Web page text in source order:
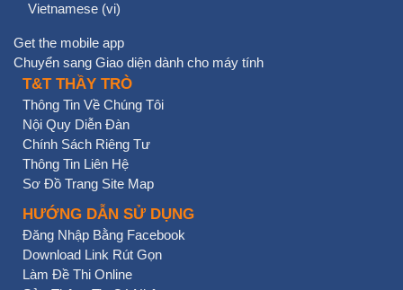
Vietnamese ‎(vi)‎
Get the mobile app
Chuyển sang Giao diện dành cho máy tính
T&T THẦY TRÒ
Thông Tin Về Chúng Tôi
Nội Quy Diễn Đàn
Chính Sách Riêng Tư
Thông Tin Liên Hệ
Sơ Đồ Trang Site Map
HƯỚNG DẪN SỬ DỤNG
Đăng Nhập Bằng Facebook
Download Link Rút Gọn
Làm Đề Thi Online